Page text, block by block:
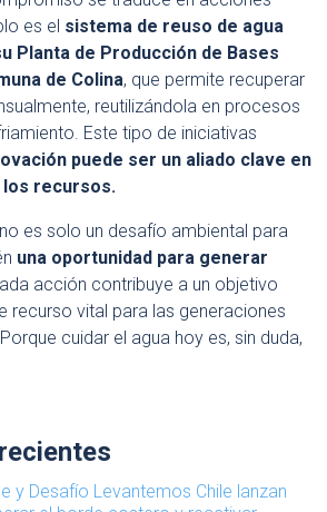
es el sistema de reuso de agua
Planta de Producción de Bases
de Colina, que permite recuperar
reutilizándola en procesos
Este tipo de iniciativas
puede ser un aliado clave en
recursos.
es solo un desafío ambiental para
una oportunidad para generar
acción contribuye a un objetivo
recurso vital para las generaciones
cuidar el agua hoy es, sin duda,
y Desafío Levantemos Chile lanzan